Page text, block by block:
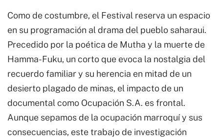
Como de costumbre, el Festival reserva un espacio
en su programación al drama del pueblo saharaui.
Precedido por la poética de Mutha y la muerte de
Hamma-Fuku, un corto que evoca la nostalgia del
recuerdo familiar y su herencia en mitad de un
desierto plagado de minas, el impacto de un
documental como Ocupación S.A. es frontal.
Aunque sepamos de la ocupación marroquí y sus
consecuencias, este trabajo de investigación